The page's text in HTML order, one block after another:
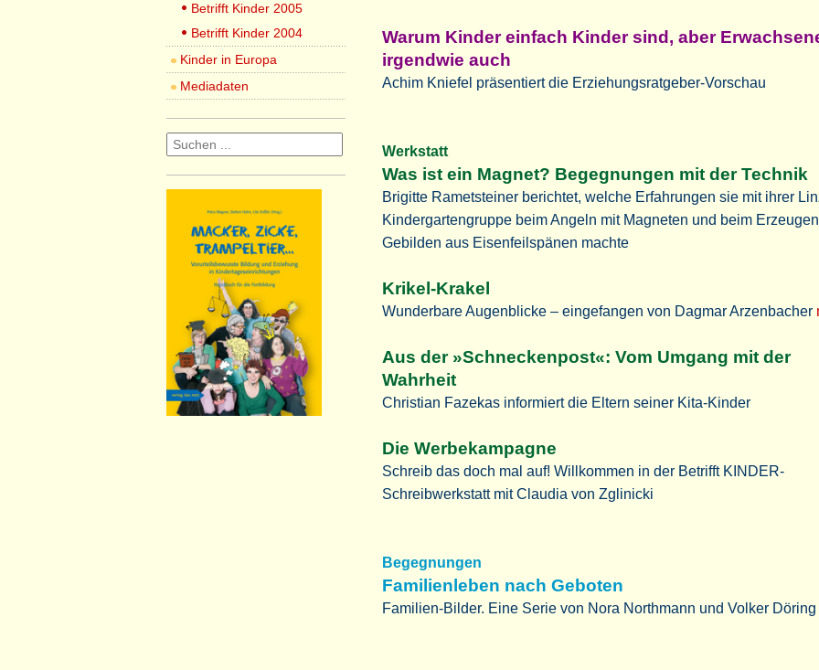
Warum Kinder einfach Kinder sind, aber
irgendwie auch
Achim Kniefel präsentiert die Erziehungsratgeber-Vorschau
Werkstatt
Was ist ein Magnet? Begegnungen mit der Technik
Brigitte Rametsteiner berichtet, welche Erfahrungen sie mit ihrer
Kindergartengruppe beim Angeln mit Magneten und beim
Gebilden aus Eisenfeilspänen machte
Krikel-Krakel
Wunderbare Augenblicke – eingefangen von Dagmar Arzenbacher
Aus der »Schneckenpost«: Vom Umgang mit der
Wahrheit
Christian Fazekas informiert die Eltern seiner Kita-Kinder
Die Werbekampagne
Schreib das doch mal auf! Willkommen in der Betrifft KINDER-
Schreibwerkstatt mit Claudia von Zglinicki
Begegnungen
Familienleben nach Geboten
Familien-Bilder. Eine Serie von Nora Northmann und Volker Döring
Betrifft Kinder 2005
Betrifft Kinder 2004
Kinder in Europa
Mediadaten